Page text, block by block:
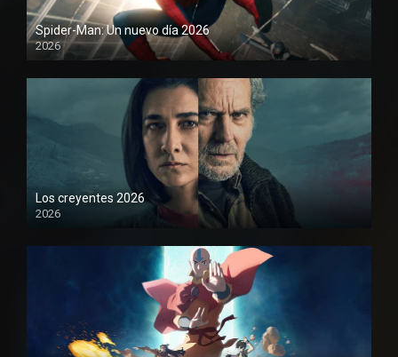
Spider-Man: Un nuevo día 2026
2026
1080P
Los creyentes 2026
2026
1080P